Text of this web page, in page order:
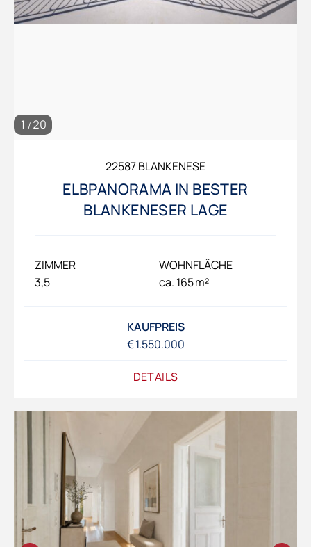
1 / 20
22587 BLANKENESE
ELBPANORAMA IN BESTER
BLANKENESER LAGE
ZIMMER
3,5
WOHNFLÄCHE
ca. 165 m²
KAUFPREIS
€ 1.550.000
DETAILS